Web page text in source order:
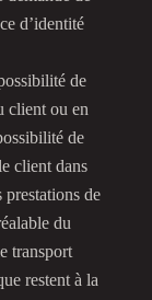
d’identité
de
client ou en
de
client dans
de
du
transport
restent à la